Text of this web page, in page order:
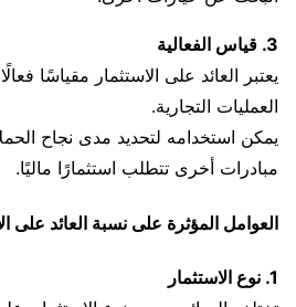
3. قياس الفعالية
يعتبر العائد على الاستثمار مقياسًا
العمليات التجارية.
يمكن استخدامه لتحديد مدى نجاح
مبادرات أخرى تتطلب استثمارًا ماليًا.
العوامل المؤثرة على نسبة العائد على
1. نوع الاستثمار